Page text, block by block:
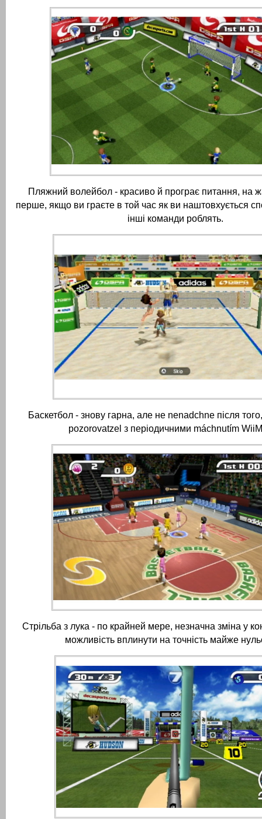
Пляжний волейбол - красиво й програє питання, на
перше, якщо ви граєте в той час як ви наштовхується
інші команди роблять.
Баскетбол - знову гарна, але не nenadchne після
pozorovatzel з періодичними máchnutím
Стрільба з лука - по крайней мере, незначна зміна у
можливість вплинути на точність майже